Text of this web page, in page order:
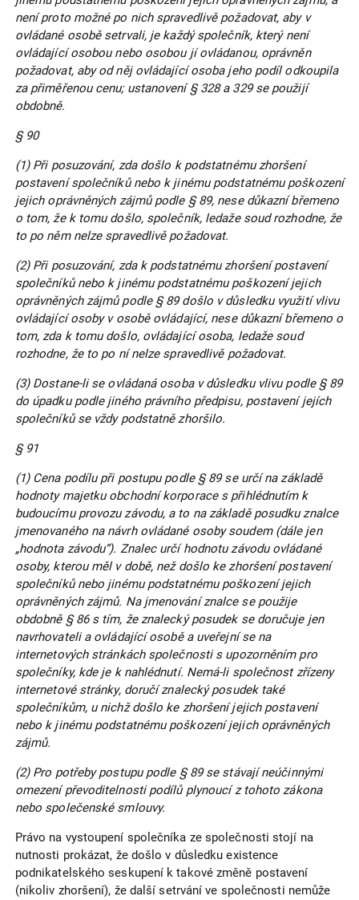
není proto možné po nich spravedlivě požadovat, aby v
ovládané osobě setrvali, je každý společník, který není
ovládající osobou nebo osobou jí ovládanou, oprávněn
požadovat, aby od něj ovládající osoba jeho podíl odkoupila
za přiměřenou cenu; ustanovení § 328 a 329 se použijí
obdobně.
§ 90
(1) Při posuzování, zda došlo k podstatnému zhoršení
postavení společníků nebo k jinému podstatnému poškození
jejich oprávněných zájmů podle § 89, nese důkazní břemeno
o tom, že k tomu došlo, společník, ledaže soud rozhodne, že
to po něm nelze spravedlivě požadovat.
(2) Při posuzování, zda k podstatnému zhoršení postavení
společníků nebo k jinému podstatnému poškození jejich
oprávněných zájmů podle § 89 došlo v důsledku využití vlivu
ovládající osoby v osobě ovládající, nese důkazní břemeno o
tom, zda k tomu došlo, ovládající osoba, ledaže soud
rozhodne, že to po ní nelze spravedlivě požadovat.
(3) Dostane-li se ovládaná osoba v důsledku vlivu podle § 89
do úpadku podle jiného právního předpisu, postavení jejích
společníků se vždy podstatně zhoršilo.
§ 91
(1) Cena podílu při postupu podle § 89 se určí na základě
hodnoty majetku obchodní korporace s přihlédnutím k
budoucímu provozu závodu, a to na základě posudku znalce
jmenovaného na návrh ovládané osoby soudem (dále jen
„hodnota závodu“). Znalec určí hodnotu závodu ovládané
osoby, kterou měl v době, než došlo ke zhoršení postavení
společníků nebo jinému podstatnému poškození jejich
oprávněných zájmů. Na jmenování znalce se použije
obdobně § 86 s tím, že znalecký posudek se doručuje jen
navrhovateli a ovládající osobě a uveřejní se na
internetových stránkách společnosti s upozorněním pro
společníky, kde je k nahlédnutí. Nemá-li společnost zřízeny
internetové stránky, doručí znalecký posudek také
společníkům, u nichž došlo ke zhoršení jejich postavení
nebo k jinému podstatnému poškození jejich oprávněných
zájmů.
(2) Pro potřeby postupu podle § 89 se stávají neúčinnými
omezení převoditelnosti podílů plynoucí z tohoto zákona
nebo společenské smlouvy.
Právo na vystoupení společníka ze společnosti stojí na
nutnosti prokázat, že došlo v důsledku existence
podnikatelského seskupení k takové změně postavení
(nikoliv zhoršení), že další setrvání ve společnosti nemůže